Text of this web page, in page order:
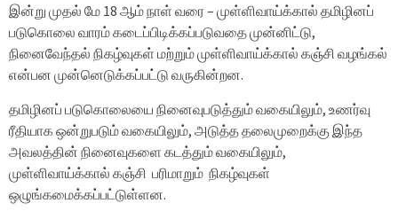
இன்று முதல் மே 18 ஆம் நாள் வரை – முள்ளிவாய்க்கால் தமிழினப்
படுகொலை வாரம் கடைப்பிடிக்கப்படுவதை முன்னிட்டு,
நினைவேந்தல் நிகழ்வுகள் மற்றும் முள்ளிவாய்க்கால் கஞ்சி வழங்கல்
என்பன முன்னெடுக்கப்பட்டு வருகின்றன.
தமிழினப் படுகொலையை நினைவுபடுத்தும் வகையிலும், உணர்வு
ரீதியாக ஒன்றுபடும் வகையிலும், அடுத்த தலைமுறைக்கு இந்த
அவலத்தின் நினைவுகளை கடத்தும் வகையிலும்,
முள்ளிவாய்க்கால் கஞ்சி பரிமாறும் நிகழ்வுகள்
ஒழுங்கமைக்கப்பட்டுள்ளன.